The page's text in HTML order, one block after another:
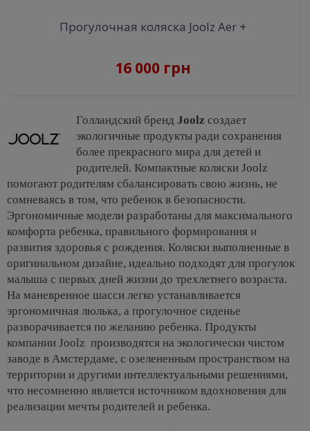
Прогулочная коляска Joolz Aer +
16 000 грн
Голландский бренд Joolz создает
экологичные продукты ради сохранения
более прекрасного мира для детей и
родителей. Компактные коляски Joolz
помогают родителям сбалансировать свою жизнь, не
сомневаясь в том, что ребенок в безопасности.
Эргономичные модели разработаны для максимального
комфорта ребенка, правильного формирования и
развития здоровья с рождения. Коляски выполненные в
оригинальном дизайне, идеально подходят для прогулок
малыша с первых дней жизни до трехлетнего возраста.
На маневренное шасси легко устанавливается
эргономичная люлька, а прогулочное сиденье
разворачивается по желанию ребенка. Продукты
компании Joolz производятся на экологически чистом
заводе в Амстердаме, с озелененным пространством на
территории и другими интеллектуальными решениями,
что несомненно является источником вдохновения для
реализации мечты родителей и ребенка.